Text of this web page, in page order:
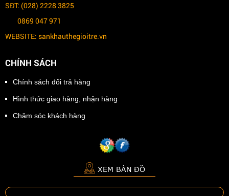
SĐT: (028) 2228 3825
0869 047 971
WEBSITE: sankhauthegioitre.vn
CHÍNH SÁCH
Chính sách đổi trả hàng
Hình thức giao hàng, nhận hàng
Chăm sóc khách hàng
XEM BẢN ĐỒ